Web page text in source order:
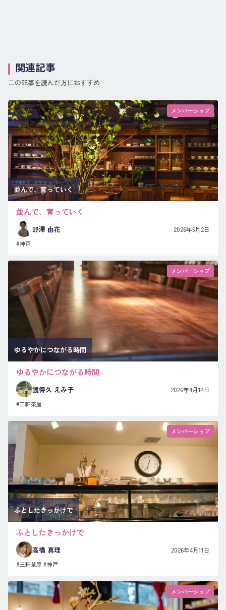
関連記事
この記事を読んだ方におすすめ
メンバーシップ
並んで、育っていく
並んで、育っていく
野澤 由花 2026年5月2日
#神戸
メンバーシップ
ゆるやかにつながる時間
ゆるやかにつながる時間
護得久 えみ子 2026年4月14日
#三軒茶屋
メンバーシップ
ふとしたきっかけで
ふとしたきっかけで
高橋 真理 2026年4月11日
#三軒茶屋 #神戸
メンバーシップ